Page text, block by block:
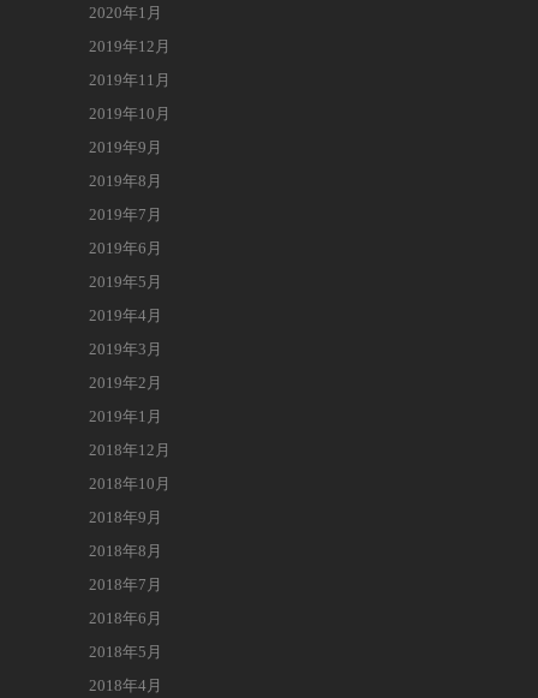
2020年1月
2019年12月
2019年11月
2019年10月
2019年9月
2019年8月
2019年7月
2019年6月
2019年5月
2019年4月
2019年3月
2019年2月
2019年1月
2018年12月
2018年10月
2018年9月
2018年8月
2018年7月
2018年6月
2018年5月
2018年4月